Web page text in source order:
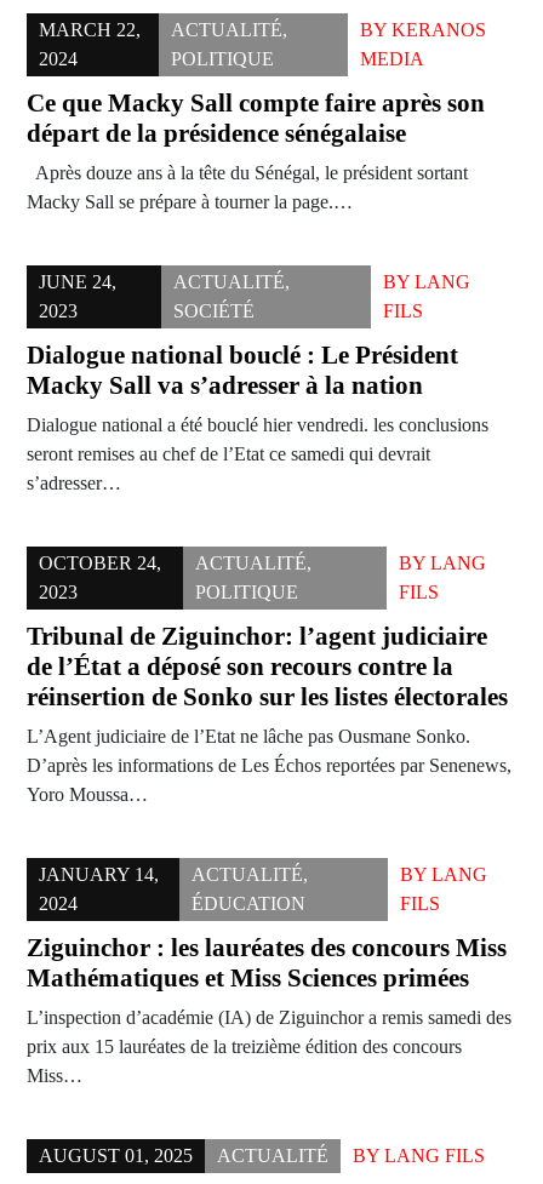
MARCH 22,
2024
ACTUALITÉ,
POLITIQUE
BYKERANOS
MEDIA
Ce que Macky Sall compte faire après son
départ de la présidence sénégalaise
Après douze ans à la tête du Sénégal, le président sortant
Macky Sall se prépare à tourner la page.…
JUNE 24,
2023
ACTUALITÉ,
SOCIÉTÉ
BYLANG
FILS
Dialogue national bouclé : Le Président
Macky Sall va s’adresser à la nation
Dialogue national a été bouclé hier vendredi. les conclusions
seront remises au chef de l’Etat ce samedi qui devrait
s’adresser…
OCTOBER 24,
2023
ACTUALITÉ,
POLITIQUE
BY LANG
FILS
Tribunal de Ziguinchor: l’agent judiciaire
de l’État a déposé son recours contre la
réinsertion de Sonko sur les listes électorales
L’Agent judiciaire de l’Etat ne lâche pas Ousmane Sonko.
D’après les informations de Les Échos reportées par Senenews,
Yoro Moussa…
JANUARY 14,
2024
ACTUALITÉ,
ÉDUCATION
BYLANG
FILS
Ziguinchor : les lauréates des concours Miss
Mathématiques et Miss Sciences primées
L’inspection d’académie (IA) de Ziguinchor a remis samedi des
prix aux 15 lauréates de la treizième édition des concours
Miss…
AUGUST 01, 2025 ACTUALITÉ BY LANG FILS